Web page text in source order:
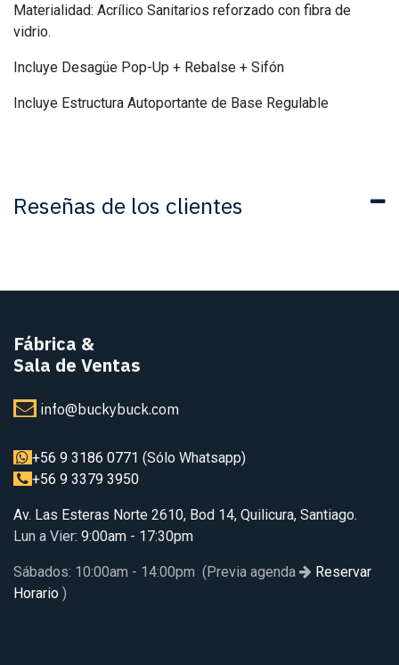
Materialidad: Acrílico Sanitarios reforzado con fibra de
vidrio.
Incluye Desagüe Pop-Up + Rebalse + Sifón
Incluye Estructura Autoportante de Base Regulable
Reseñas de los clientes
Fábrica &
Sala de Ventas
info@buckybuck.com
+56 9 3186 0771 (Sólo Whatsapp)
+56 9 3379 3950
Av. Las Esteras Norte 2610, Bod 14, Quilicura, Santiago.
Lun a Vier: 9:00am - 17:30pm
Sábados: 10:00am - 14:00pm (Previa agenda
Reservar
Horario )